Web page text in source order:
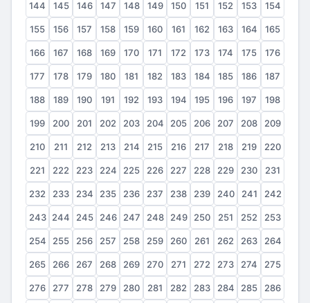
144 145 146 147 148 149 150 151 152 153 154
155 156 157 158 159 160 161 162 163 164 165
166 167 168 169 170 171 172 173 174 175 176
177 178 179 180 181 182 183 184 185 186 187
188 189 190 191 192 193 194 195 196 197 198
199 200 201 202 203 204 205 206 207 208 209
210 211 212 213 214 215 216 217 218 219 220
221 222 223 224 225 226 227 228 229 230 231
232 233 234 235 236 237 238 239 240 241 242
243 244 245 246 247 248 249 250 251 252 253
254 255 256 257 258 259 260 261 262 263 264
265 266 267 268 269 270 271 272 273 274 275
276 277 278 279 280 281 282 283 284 285 286